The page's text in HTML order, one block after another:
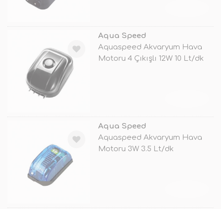
Aqua Speed
Aquaspeed Akvaryum Hava
Motoru 4 Çıkışlı 12W 10 Lt/dk
Aqua Speed
Aquaspeed Akvaryum Hava
Motoru 3W 3.5 Lt/dk